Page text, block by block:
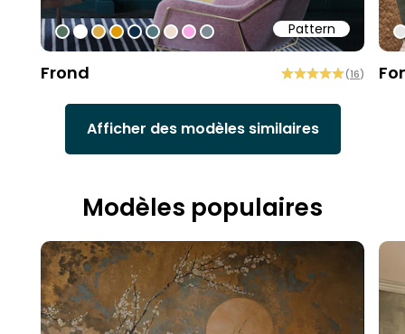
Pattern
#547260
#ffffff
#dcab49
#de9903
#0d2b46
#54777f
#efded0
#faa5e8
#808a93
Frond (16)
Afficher des modèles similaires
Modèles populaires